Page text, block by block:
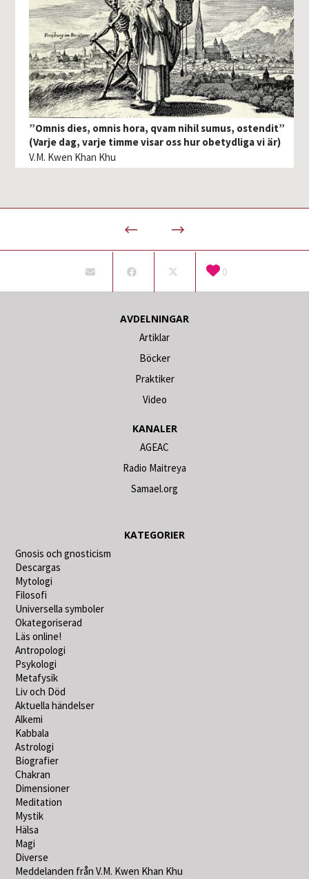
”Omnis dies, omnis hora, qvam nihil sumus, ostendit”
(Varje dag, varje timme visar oss hur obetydliga vi är)
V.M. Kwen Khan Khu
0
AVDELNINGAR
Artiklar
Böcker
Praktiker
Video
KANALER
AGEAC
Radio Maitreya
Samael.org
KATEGORIER
Gnosis och gnosticism
Descargas
Mytologi
Filosofi
Universella symboler
Okategoriserad
Läs online!
Antropologi
Psykologi
Metafysik
Liv och Död
Aktuella händelser
Alkemi
Kabbala
Astrologi
Biografier
Chakran
Dimensioner
Meditation
Mystik
Hälsa
Magi
Diverse
Meddelanden från V.M. Kwen Khan Khu